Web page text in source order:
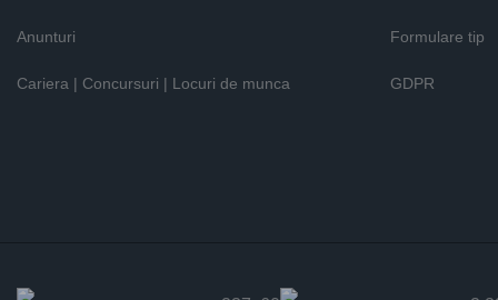
Anunturi
Cariera | Concursuri | Locuri de munca
Formulare tip
GDPR